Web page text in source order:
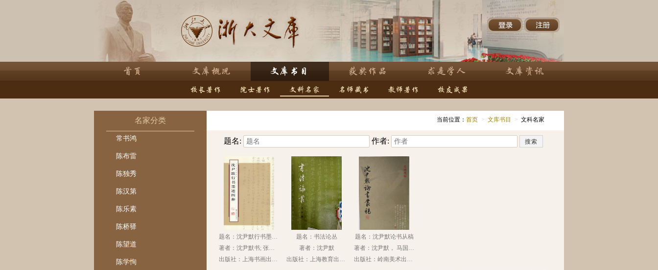
名家分类
常书鸿
陈布雷
陈独秀
陈汉第
陈乐素
陈桥驿
陈望道
陈学恂
当前位置： 首页 > 文库书目 > 文科名家
题名: 作者: 搜索
题名：沈尹默行书墨迹四种
著者：沈尹默书; 张一鸣整理
出版社：上海书画出版社
题名：书法论丛
著者：沈尹默
出版社：上海教育出版社
题名：沈尹默论书从稿
著者：沈尹默， 马国权著
出版社：岭南美术出版社